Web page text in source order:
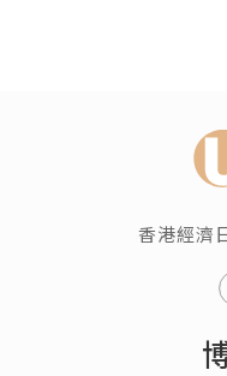
香港經濟